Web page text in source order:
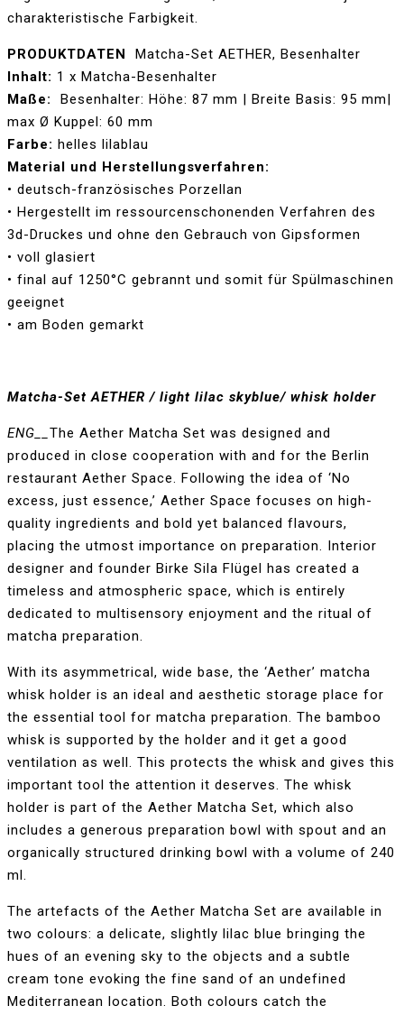
charakteristische Farbigkeit.
PRODUKTDATEN
Matcha-Set AETHER, Besenhalter
Inhalt: 1 x Matcha-Besenhalter
Maße:
Besenhalter: Höhe: 87 mm | Breite Basis: 95 mm|
max Ø Kuppel: 60 mm
Farbe: helles lilablau
Material und Herstellungsverfahren:
• deutsch-französisches Porzellan
• Hergestellt im ressourcenschonenden Verfahren des
3d-Druckes und ohne den Gebrauch von Gipsformen
• voll glasiert
• final auf 1250°C gebrannt und somit für Spülmaschinen
geeignet
• am Boden gemarkt
Matcha-Set AETHER / light lilac skyblue/ whisk holder
ENG__ The Aether Matcha Set was designed and
produced in close cooperation with and for the Berlin
restaurant Aether Space. Following the idea of ‘No
excess, just essence,’ Aether Space focuses on high-
quality ingredients and bold yet balanced flavours,
placing the utmost importance on preparation. Interior
designer and founder Birke Sila Flügel has created a
timeless and atmospheric space, which is entirely
dedicated to multisensory enjoyment and the ritual of
matcha preparation.
With its asymmetrical, wide base, the ‘Aether’ matcha
whisk holder is an ideal and aesthetic storage place for
the essential tool for matcha preparation. The bamboo
whisk is supported by the holder and it get a good
ventilation as well. This protects the whisk and gives this
important tool the attention it deserves. The whisk
holder is part of the Aether Matcha Set, which also
includes a generous preparation bowl with spout and an
organically structured drinking bowl with a volume of 240
ml.
The artefacts of the Aether Matcha Set are available in
two colours: a delicate, slightly lilac blue bringing the
hues of an evening sky to the objects and a subtle
cream tone evoking the fine sand of an undefined
Mediterranean location. Both colours catch the